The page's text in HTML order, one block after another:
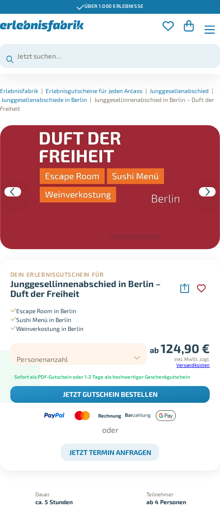
ÜBER 1.000 ERLEBNISSE
Erlebnisfabrik | Erlebnisgutscheine für jeden Anlass | Junggesellenabschied |
Junggesellenabschiede in Berlin |
Junggesellinnenabschied in Berlin – Duft der
Freiheit
DEIN ERLEBNISGUTSCHEIN FÜR
Junggesellinnenabschied in Berlin –
Duft der Freiheit
Escape Room in Berlin
Sushi Menü in Berlin
Weinverkostung in Berlin
Personenanzahl
ab124,90 €
inkl. MwSt. zzgl.
Versandkosten
Sofort als PDF-Gutschein oder 1-2 Tage als hochwertiger Geschenkgutschein
JETZT GUTSCHEIN BESTELLEN
Rechnung
oder
JETZT TERMIN ANFRAGEN
Dauer
ca. 5 Stunden
Teilnehmer
ab 4 Personen